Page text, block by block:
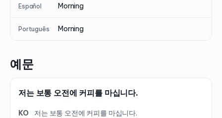
Español Morning
Português Morning
예문
저는 보통 오전에 커피를 마십니다.
KO
저는 보통 오전에 커피를 마십니다.